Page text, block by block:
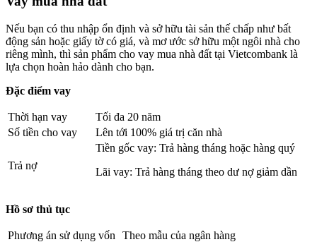
Nếu bạn có thu nhập ổn định và sở hữu tài sản thế chấp như bất
động sản hoặc giấy tờ có giá, và mơ ước sở hữu một ngôi nhà cho
riêng mình, thì sản phẩm cho vay mua nhà đất tại Vietcombank là
lựa chọn hoàn hảo dành cho bạn.
Đặc điểm vay
Thời hạn vay
Tối đa 20 năm
Số tiền cho vay
Lên tới 100% giá trị căn nhà
Trả nợ
Tiền gốc vay: Trả hàng tháng hoặc hàng quý
Lãi vay: Trả hàng tháng theo dư nợ giảm dần
Hồ sơ thủ tục
Phương án sử dụng vốn Theo mẫu của ngân hàng